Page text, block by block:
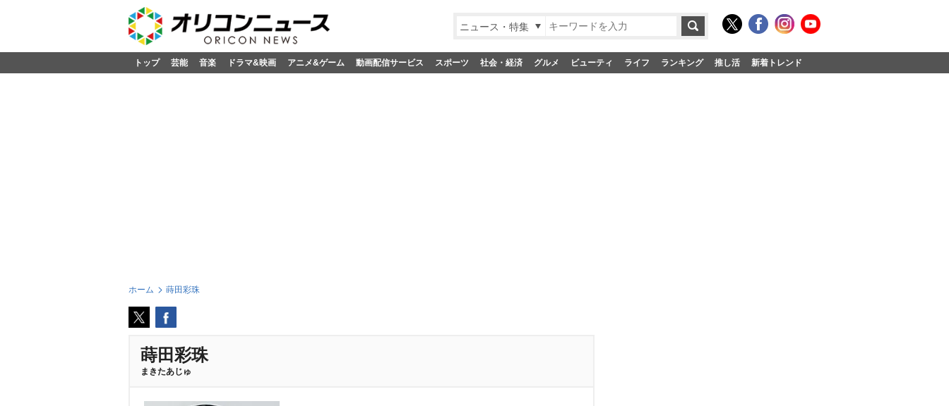
ニュース・特集
トップ 芸能 音楽 ドラマ&映画 アニメ&ゲーム 動画配信サービス スポーツ 社会・経済 グルメ ビューティ ライフ ランキング 推し活 新着トレンド
ホーム 蒔田彩珠
蒔田彩珠
まきたあじゅ